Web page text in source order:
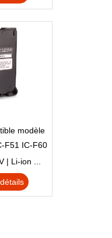
modèle
F51 IC-F60
| Li-ion ...